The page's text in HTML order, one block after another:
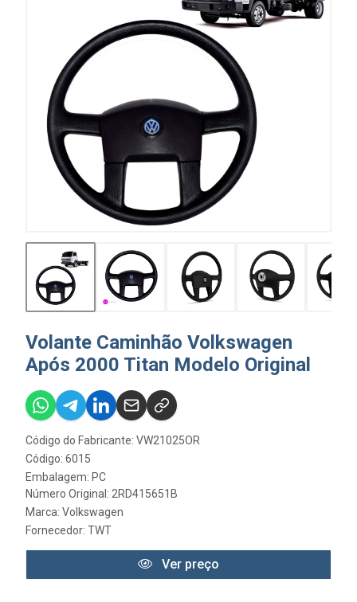
Volante Caminhão Volkswagen
Após 2000 Titan Modelo Original
Código do Fabricante: VW21025OR
Código: 6015
Embalagem: PC
Número Original: 2RD415651B
Marca: Volkswagen
Fornecedor: TWT
Ver preço